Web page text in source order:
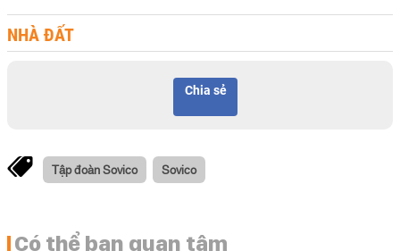
NHÀ ĐẤT
Chia sẻ
Tập đoàn Sovico Sovico
Có thể bạn quan tâm